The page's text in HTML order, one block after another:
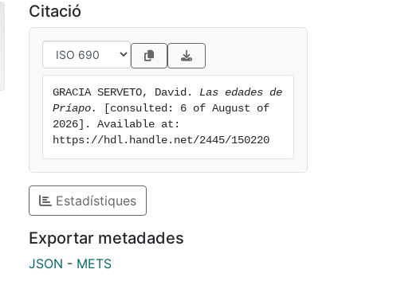
Citació
GRACIA SERVETO, David. Las edades de
Príapo.
[consulted: 6 of August of
2026]. Available at:
https://hdl.handle.net/2445/150220
Estadístiques
Exportar metadades
JSON - METS